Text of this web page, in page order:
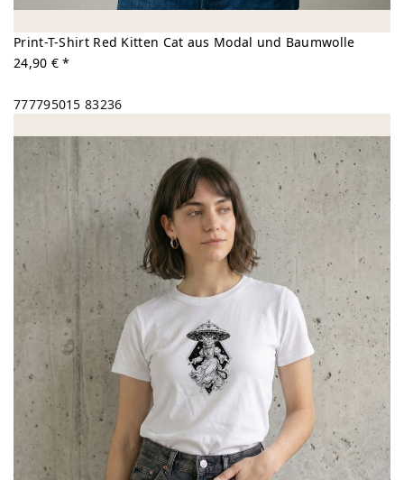
Print-T-Shirt Red Kitten Cat aus Modal und Baumwolle
24,90 € *
777795015 83236